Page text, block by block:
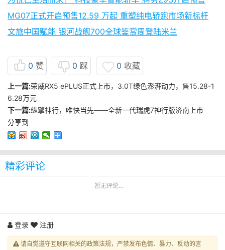
MG07正式开启预售12.59 万起 重塑纯电轿跑市场新标杆
文旅中国赋能 银河战舰700全球鉴赏周登陆米兰
0 赞 0 踩 0 收藏
上一篇:荣威RX5 ePLUS正式上市，3.0T绿色澎湃动力，售15.28-1
6.28万元
下一篇:纵擎神行，唯快当先——全新一代瑞虎7神行版济南上市
分享到
精彩评论
暂无评论...
登录 注册
请自觉遵守互联网相关的政策法规，严禁发布色情、暴力、反动的言